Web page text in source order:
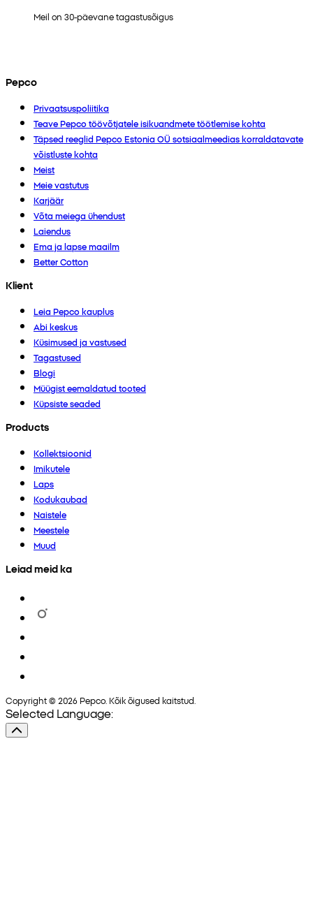
Meil on 30-päevane tagastusõigus
Pepco
Privaatsuspoliitika
Teave Pepco töövõtjatele isikuandmete töötlemise kohta
Täpsed reeglid Pepco Estonia OÜ sotsiaalmeedias korraldatavate
võistluste kohta
Meist
Meie vastutus
Karjäär
Võta meiega ühendust
Laiendus
Ema ja lapse maailm
Better Cotton
Klient
Leia Pepco kauplus
Abi keskus
Küsimused ja vastused
Tagastused
Blogi
Müügist eemaldatud tooted
Küpsiste seaded
Products
Kollektsioonid
Imikutele
Laps
Kodukaubad
Naistele
Meestele
Muud
Leiad meid ka
Copyright © 2026 Pepco. Kõik õigused kaitstud.
Selected Language: